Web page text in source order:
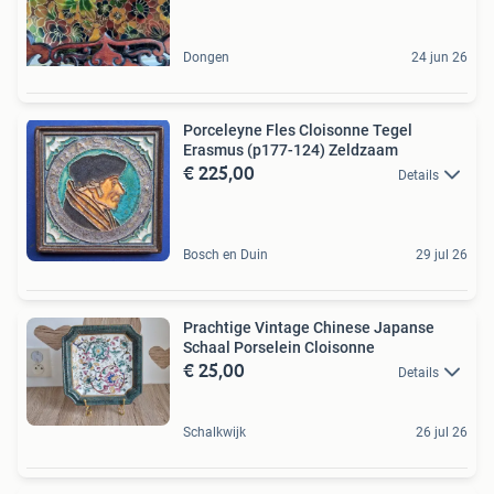
Dongen 24 jun 26
Porceleyne Fles Cloisonne Tegel
Erasmus (p177-124) Zeldzaam
€ 225,00 Details
Bosch en Duin 29 jul 26
Prachtige Vintage Chinese Japanse
Schaal Porselein Cloisonne
€ 25,00 Details
Schalkwijk 26 jul 26